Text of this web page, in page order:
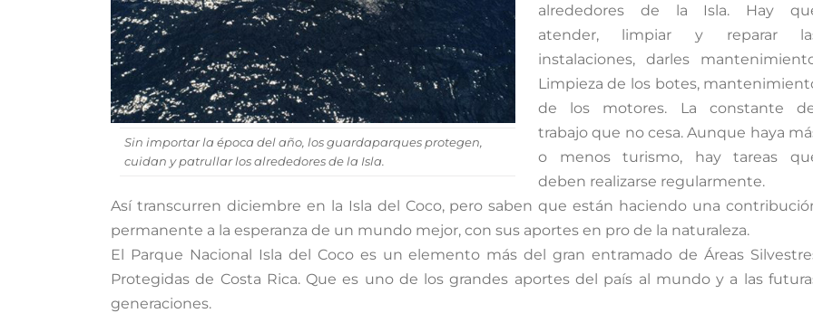
Sin importar la época del año, los guardaparques protegen,
cuidan y patrullar los alrededores de la Isla.
alrededores de la Isla. Hay
atender, limpiar y reparar
instalaciones, darles
Limpieza de los botes,
de los motores. La constante
trabajo que no cesa. Aunque haya
o menos turismo, hay tareas
deben realizarse regularmente.
Así transcurren diciembre en la Isla del Coco, pero saben que están haciendo una
permanente a la esperanza de un mundo mejor, con sus aportes en pro de la naturaleza.
El Parque Nacional Isla del Coco es un elemento más del gran entramado de Áreas
Protegidas de Costa Rica. Que es uno de los grandes aportes del país al mundo y a las
generaciones.